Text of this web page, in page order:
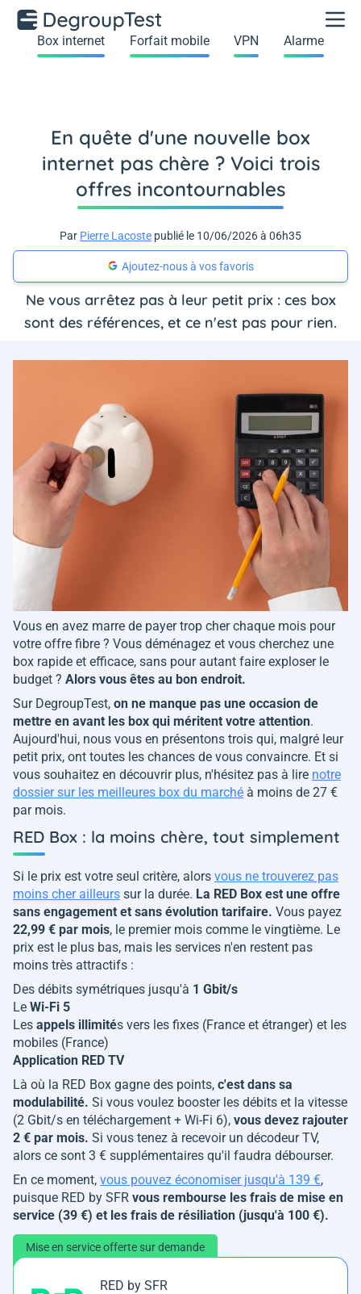
Box internet Forfait mobile VPN Alarme
En quête d'une nouvelle box
internet pas chère ? Voici trois
offres incontournables
Par Pierre Lacoste publié le 10/06/2026 à 06h35
Ajoutez-nous à vos favoris
Ne vous arrêtez pas à leur petit prix : ces box
sont des références, et ce n'est pas pour rien.
Vous en avez marre de payer trop cher chaque mois pour
votre offre fibre ? Vous déménagez et vous cherchez une
box rapide et efficace, sans pour autant faire exploser le
budget ? Alors vous êtes au bon endroit.
Sur DegroupTest, on ne manque pas une occasion de
mettre en avant les box qui méritent votre attention.
Aujourd'hui, nous vous en présentons trois qui, malgré leur
petit prix, ont toutes les chances de vous convaincre. Et si
vous souhaitez en découvrir plus, n'hésitez pas à lire notre
dossier sur les meilleures box du marché à moins de 27 €
par mois.
RED Box : la moins chère, tout simplement
Si le prix est votre seul critère, alors vous ne trouverez pas
moins cher ailleurs sur la durée. La RED Box est une offre
sans engagement et sans évolution tarifaire. Vous payez
22,99 € par mois, le premier mois comme le vingtième. Le
prix est le plus bas, mais les services n'en restent pas
moins très attractifs :
Des débits symétriques jusqu'à 1 Gbit/s
Le Wi-Fi 5
Les appels illimités vers les fixes (France et étranger) et les
mobiles (France)
Application RED TV
Là où la RED Box gagne des points, c'est dans sa
modulabilité. Si vous voulez booster les débits et la vitesse
(2 Gbit/s en téléchargement + Wi-Fi 6), vous devez rajouter
2 € par mois. Si vous tenez à recevoir un décodeur TV,
alors ce sont 3 € supplémentaires qu'il faudra débourser.
En ce moment, vous pouvez économiser jusqu'à 139 €,
puisque RED by SFR vous rembourse les frais de mise en
service (39 €) et les frais de résiliation (jusqu'à 100 €).
Mise en service offerte sur demande
RED by SFR